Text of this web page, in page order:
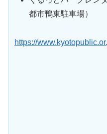
都市鴨東駐車場）
https://